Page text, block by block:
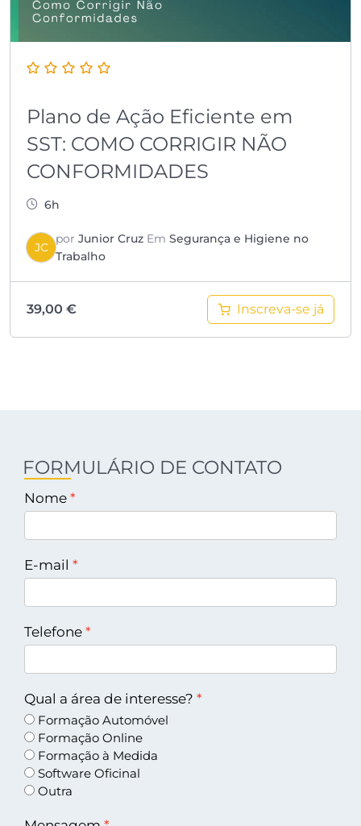
Plano de Ação Eficiente em
SST: COMO CORRIGIR NÃO
CONFORMIDADES
6h
JC
por Junior Cruz Em Segurança e Higiene no
Trabalho
39,00 € Inscreva-se já
FORMULÁRIO DE CONTATO
Nome
E-mail
Telefone
Qual a área de interesse?
Formação Automóvel
Formação Online
Formação à Medida
Software Oficinal
Outra